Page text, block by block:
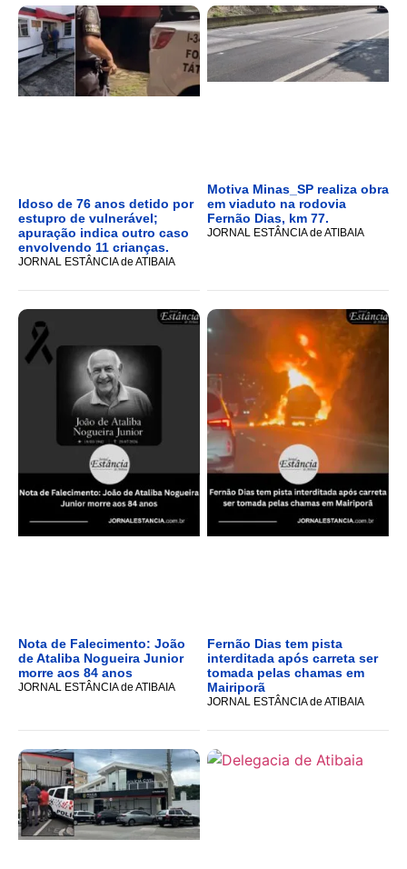
Idoso de 76 anos detido por
estupro de vulnerável;
apuração indica outro caso
envolvendo 11 crianças.
JORNAL ESTÂNCIA de ATIBAIA
Motiva Minas_SP realiza obra
em viaduto na rodovia
Fernão Dias, km 77.
JORNAL ESTÂNCIA de ATIBAIA
Nota de Falecimento: João
de Ataliba Nogueira Junior
morre aos 84 anos
JORNAL ESTÂNCIA de ATIBAIA
Fernão Dias tem pista
interditada após carreta ser
tomada pelas chamas em
Mairiporã
JORNAL ESTÂNCIA de ATIBAIA